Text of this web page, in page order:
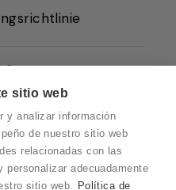
sitio web
y analizar información
de nuestro sitio web
relacionadas con las
personalizar adecuadamente
sitio web. Política de
uns
EN